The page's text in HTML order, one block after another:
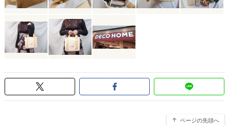
ページの先頭へ